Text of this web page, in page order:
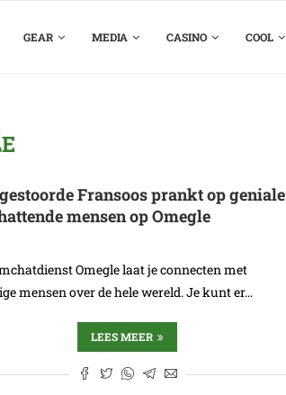
GEAR MEDIA CASINO COOL
Fransoos prankt op geniale
mensen op Omegle
Omegle laat je connecten met
mensen over de hele wereld. Je kunt er…
LEES MEER